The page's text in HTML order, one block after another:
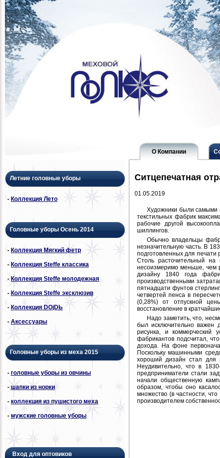
О Компании
Летние головные уборы
- Коллекция Лето
Головные уборы Осень 2014
- Коллекция Мягкий фетр
- Коллекция Steffe классика
-Коллекция Steffe молодежная
- Коллекция Steffe эксклюзив
- Коллекция DОjDЬ
- Аксессуары
Головные уборы из меха 2015
- головные уборы из овчины
-шапки из норки
- коллекция из пушистого меха
- мужские головные уборы
Вход для оптовиков
Ситцепечатная
01.05.2019
Художники были самыми
текстильных фабрик
рабочие другой
шиллингов.
Обычно владельцы
незначительную часть. В
подготовленных для печати
Столь расточительный на
несоизмеримо меньше, чем
дизайну 1840 года
производственными
пятнадцати фунтов
четвертей пенса в
(0,28%) от отпускной
восстановление в
Надо заметить, что,
был исключительно важен
рисунка, и коммерческий
фабрикантов подсчитал,
дохода. На фоне
Поскольку машинными
хороший дизайн стал для
Неудивительно, что в
предприниматели стали
начали общественную
образом, чтобы оно
множество (в частности,
производителем